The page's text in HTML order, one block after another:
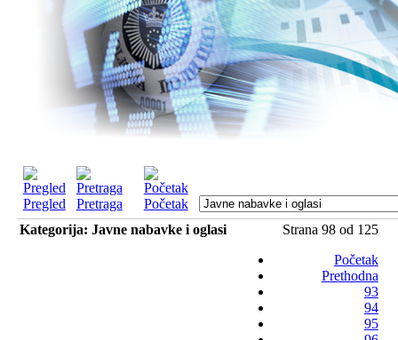
Pregled Pretraga
Početak
Kategorija: Javne nabavke i oglasi
Strana 98 od 125
Početak
Prethodna
93
94
95